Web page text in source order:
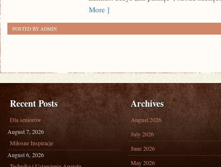
More ]
POSTED BY ADMIN
Recent Posts
Dla seniorów
August 7, 2026
Miłosne Inspiracje
August 6, 2026
Archives
August 2026
July 2026
June 2026
May 2026